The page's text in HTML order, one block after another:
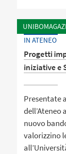
IN ATENEO
Progetti
iniziative e
Presentate
nuovo
valorizzino